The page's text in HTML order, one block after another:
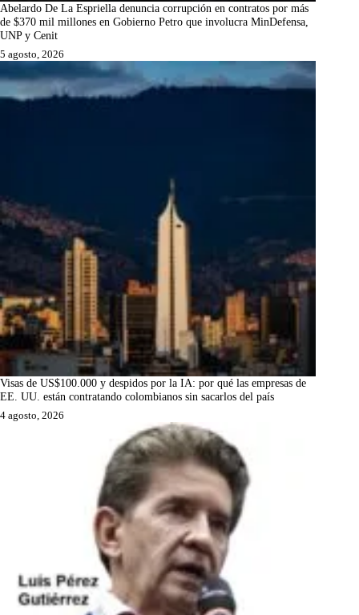
Abelardo De La Espriella denuncia corrupción en contratos por más
de $370 mil millones en Gobierno Petro que involucra MinDefensa,
UNP y Cenit
5 agosto, 2026
Visas de US$100.000 y despidos por la IA: por qué las empresas de
EE. UU. están contratando colombianos sin sacarlos del país
4 agosto, 2026